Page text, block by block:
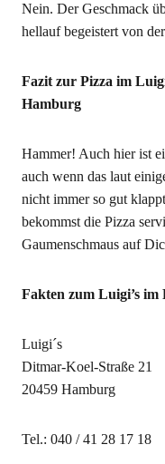
Nein. Der Geschmack
hellauf begeistert von
Fazit zur Pizza im
Hamburg
Hammer! Auch hier ist
auch wenn das laut
nicht immer so gut
bekommst die Pizza
Gaumenschmaus auf
Fakten zum Luigi’s
Luigi´s
Ditmar-Koel-Straße 21
20459 Hamburg
Tel.: 040 / 41 28 17 18